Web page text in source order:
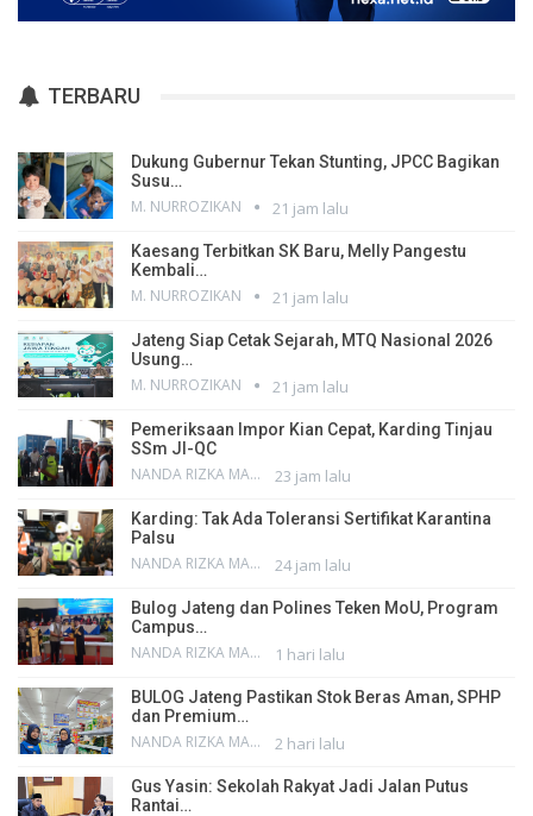
TERBARU
Dukung Gubernur Tekan Stunting, JPCC Bagikan
Susu…
M. NURROZIKAN 21 jam lalu
Kaesang Terbitkan SK Baru, Melly Pangestu
Kembali…
M. NURROZIKAN 21 jam lalu
Jateng Siap Cetak Sejarah, MTQ Nasional 2026
Usung…
M. NURROZIKAN 21 jam lalu
Pemeriksaan Impor Kian Cepat, Karding Tinjau
SSm JI-QC
NANDA RIZKA MAHENDRA 23 jam lalu
Karding: Tak Ada Toleransi Sertifikat Karantina
Palsu
NANDA RIZKA MAHENDRA 24 jam lalu
Bulog Jateng dan Polines Teken MoU, Program
Campus…
NANDA RIZKA MAHENDRA 1 hari lalu
BULOG Jateng Pastikan Stok Beras Aman, SPHP
dan Premium…
NANDA RIZKA MAHENDRA 2 hari lalu
Gus Yasin: Sekolah Rakyat Jadi Jalan Putus
Rantai…